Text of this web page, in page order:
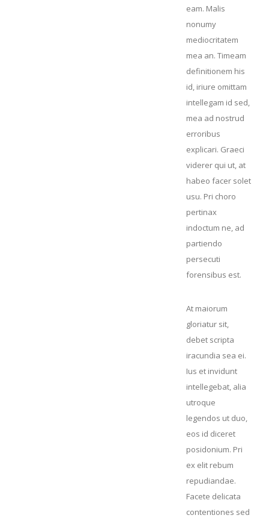
eam. Malis
nonumy
mediocritatem
mea an. Timeam
definitionem his
id, iriure omittam
intellegam id sed,
mea ad nostrud
erroribus
explicari. Graeci
viderer qui ut, at
habeo facer solet
usu. Pri choro
pertinax
indoctum ne, ad
partiendo
persecuti
forensibus est.
At maiorum
gloriatur sit,
debet scripta
iracundia sea ei.
Ius et invidunt
intellegebat, alia
utroque
legendos ut duo,
eos id diceret
posidonium. Pri
ex elit rebum
repudiandae.
Facete delicata
contentiones sed